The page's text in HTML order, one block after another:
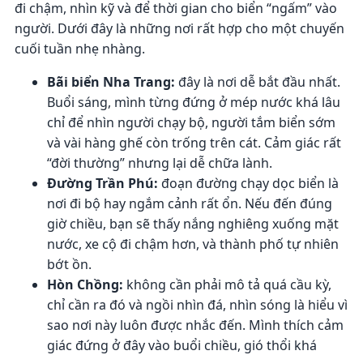
đi chậm, nhìn kỹ và để thời gian cho biển “ngấm” vào
người. Dưới đây là những nơi rất hợp cho một chuyến
cuối tuần nhẹ nhàng.
Bãi biển Nha Trang: đây là nơi dễ bắt đầu nhất.
Buổi sáng, mình từng đứng ở mép nước khá lâu
chỉ để nhìn người chạy bộ, người tắm biển sớm
và vài hàng ghế còn trống trên cát. Cảm giác rất
“đời thường” nhưng lại dễ chữa lành.
Đường Trần Phú: đoạn đường chạy dọc biển là
nơi đi bộ hay ngắm cảnh rất ổn. Nếu đến đúng
giờ chiều, bạn sẽ thấy nắng nghiêng xuống mặt
nước, xe cộ đi chậm hơn, và thành phố tự nhiên
bớt ồn.
Hòn Chồng: không cần phải mô tả quá cầu kỳ,
chỉ cần ra đó và ngồi nhìn đá, nhìn sóng là hiểu vì
sao nơi này luôn được nhắc đến. Mình thích cảm
giác đứng ở đây vào buổi chiều, gió thổi khá